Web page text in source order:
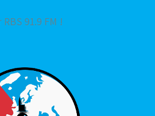
91.9 FM !